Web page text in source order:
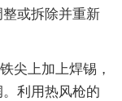
或拆除并重新
上加上焊锡，
利用热风枪的